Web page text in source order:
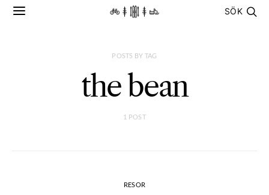
SÖK
POSTS BY TAG
the bean
1 POST
RESOR